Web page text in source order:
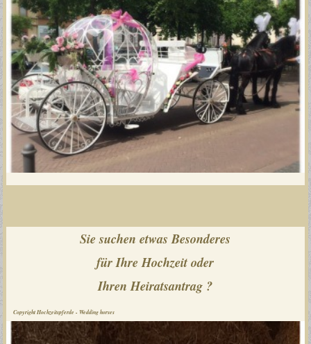
Sie suchen etwas Besonderes
für Ihre Hochzeit oder
Ihren Heiratsantrag ?
Copyright Hochzeitspferde - Wedding horses